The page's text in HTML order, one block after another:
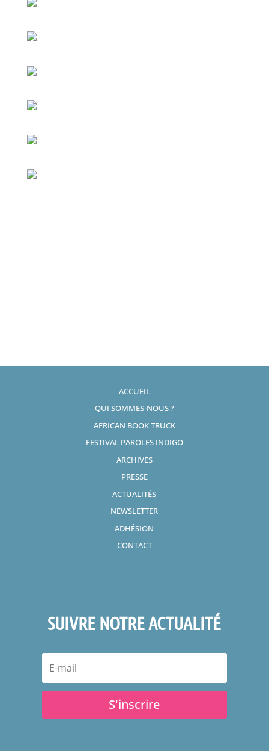
ACCUEIL
QUI SOMMES-NOUS ?
AFRICAN BOOK TRUCK
FESTIVAL PAROLES INDIGO
ARCHIVES
PRESSE
ACTUALITÉS
NEWSLETTER
ADHÉSION
CONTACT
SUIVRE NOTRE ACTUALITÉ
S'inscrire